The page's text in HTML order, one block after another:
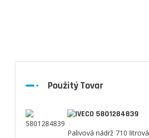
Použitý Tovar
5801284839
Palivová nádrž 710 litrová